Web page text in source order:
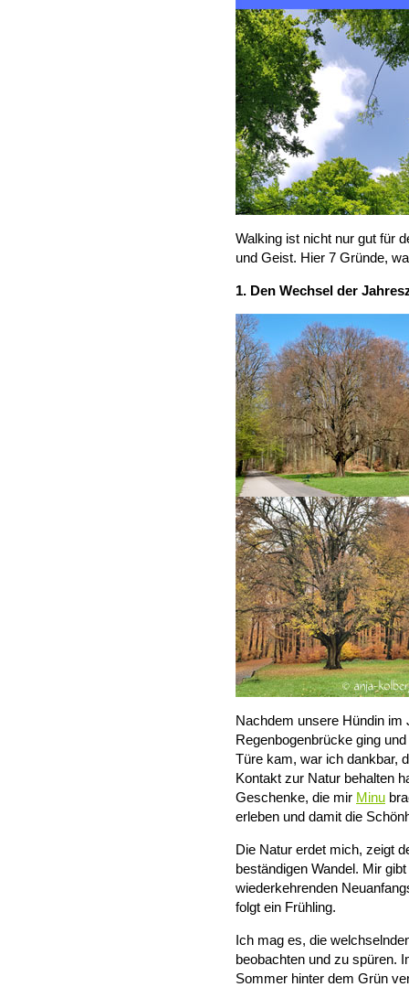
Walking ist nicht nur gut für
und Geist. Hier 7 Gründe,
1. Den Wechsel der
Nachdem unsere Hündin im
Regenbogenbrücke ging
Türe kam, war ich dankbar,
Kontakt zur Natur behalten
Geschenke, die mir Minu
erleben und damit die
Die Natur erdet mich, zeigt
beständigen Wandel. Mir
wiederkehrenden
folgt ein Frühling.
Ich mag es, die
beobachten und zu spüren.
Sommer hinter dem Grün